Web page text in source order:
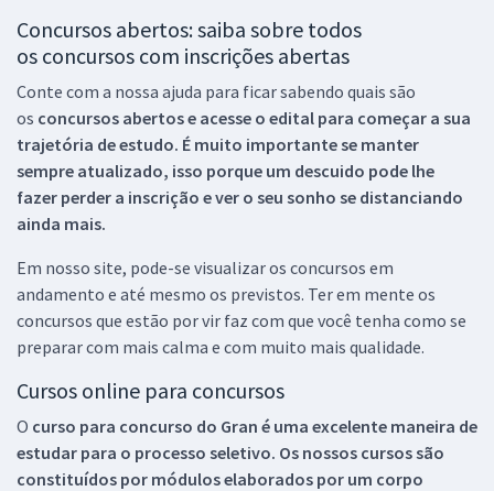
Concursos abertos: saiba sobre todos
os concursos com inscrições abertas
Conte com a nossa ajuda para ficar sabendo quais são
os concursos abertos e acesse o edital para começar a sua
trajetória de estudo. É muito importante se manter
sempre atualizado, isso porque um descuido pode lhe
fazer perder a inscrição e ver o seu sonho se distanciando
ainda mais.
Em nosso site, pode-se visualizar os concursos em
andamento e até mesmo os previstos. Ter em mente os
concursos que estão por vir faz com que você tenha como se
preparar com mais calma e com muito mais qualidade.
Cursos online para concursos
O curso para concurso do Gran é uma excelente maneira de
estudar para o processo seletivo. Os nossos cursos são
constituídos por módulos elaborados por um corpo